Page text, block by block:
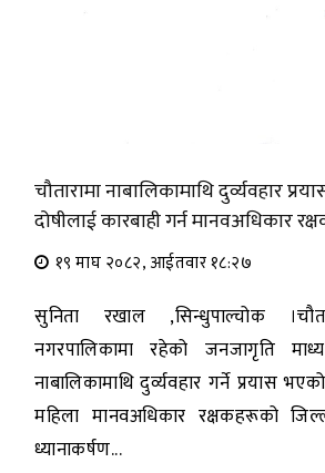
चौतारामा नाबालिकामाथि दुर्व्यवहार
दोषीलाई कारबाही गर्न मानवअधिकार
१९ माघ २०८२, आईतवार १८:२७
सुनिता रखाल ,सिन्धुपाल्चोक
नगरपालिकामा रहेको जनजागृति
नाबालिकामाथि दुर्व्यवहार गर्ने प्रयास
महिला मानवअधिकार रक्षकहरूको
ध्यानाकर्षण...